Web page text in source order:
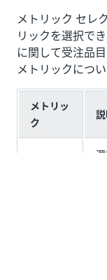
メトリック セレ
リックを選択で
に関して受注品
メトリックについ
メトリッ
ク